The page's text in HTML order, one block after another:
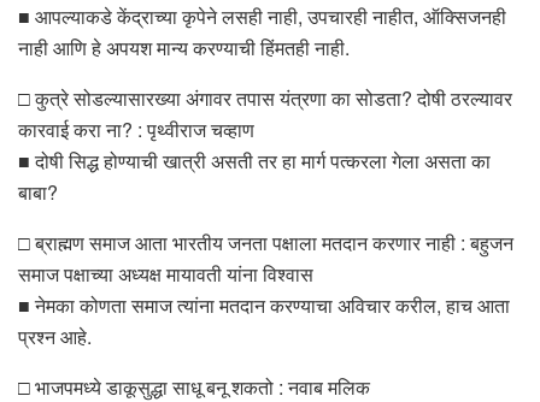
■ आपल्याकडे केंद्राच्या कृपेने लसही नाही, उपचारही नाहीत, ऑक्सिजनही
नाही आणि हे अपयश मान्य करण्याची हिंमतही नाही.
□ कुत्रे सोडल्यासारख्या अंगावर तपास यंत्रणा का सोडता? दोषी ठरल्यावर
कारवाई करा ना? : पृथ्वीराज चव्हाण
■ दोषी सिद्ध होण्याची खात्री असती तर हा मार्ग पत्करला गेला असता का
बाबा?
□ ब्राह्मण समाज आता भारतीय जनता पक्षाला मतदान करणार नाही : बहुजन
समाज पक्षाच्या अध्यक्ष मायावती यांना विश्वास
■ नेमका कोणता समाज त्यांना मतदान करण्याचा अविचार करील, हाच आता
प्रश्न आहे.
□ भाजपमध्ये डाकूसुद्धा साधू बनू शकतो : नवाब मलिक